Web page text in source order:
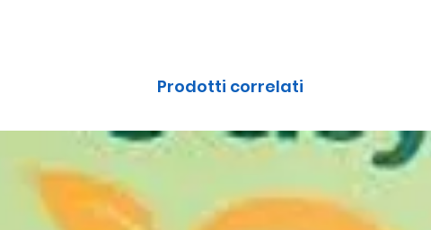
Prodotti correlati